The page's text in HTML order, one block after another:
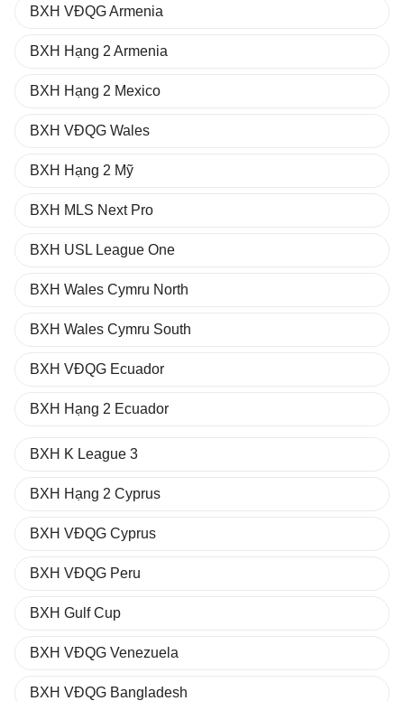
BXH VĐQG Armenia
BXH Hạng 2 Armenia
BXH Hạng 2 Mexico
BXH VĐQG Wales
BXH Hạng 2 Mỹ
BXH MLS Next Pro
BXH USL League One
BXH Wales Cymru North
BXH Wales Cymru South
BXH VĐQG Ecuador
BXH Hạng 2 Ecuador
BXH K League 3
BXH Hạng 2 Cyprus
BXH VĐQG Cyprus
BXH VĐQG Peru
BXH Gulf Cup
BXH VĐQG Venezuela
BXH VĐQG Bangladesh